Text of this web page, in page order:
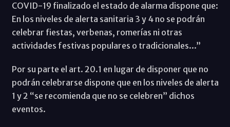
COVID-19 finalizado el estado de alarma dispone que:
En los niveles de alerta sanitaria 3 y 4 no se podrán
celebrar fiestas, verbenas, romerías ni otras
actividades festivas populares o tradicionales...”
Por su parte el art. 20.1 en lugar de disponer que no
podrán celebrarse dispone que en los niveles de alerta
1 y 2 “se recomienda que no se celebren” dichos
eventos.